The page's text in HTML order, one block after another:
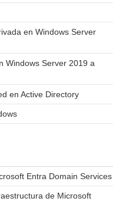
en Windows Server
Windows Server 2019 a
en Active Directory
Entra Domain Services
de Microsoft